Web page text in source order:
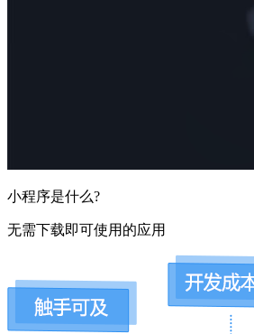
小程序是什么?
无需下载即可使用的应用